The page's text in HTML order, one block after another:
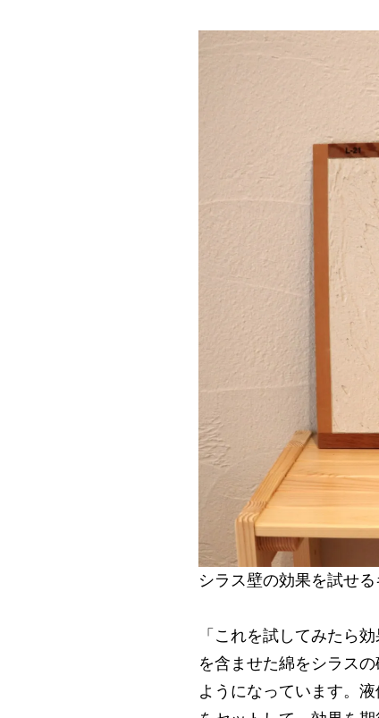
シラス壁の効果を試せる
「これを試してみたら
を含ませた綿をシラス
ようになっています。